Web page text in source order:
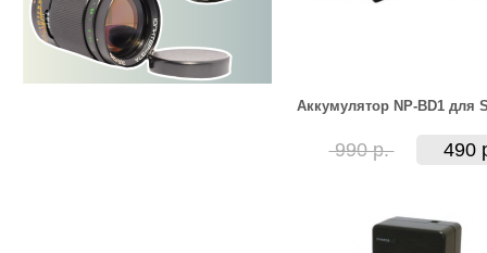
Аккумулятор NP-BD1 для
990 р. 490